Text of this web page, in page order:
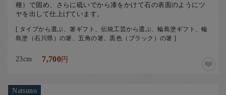
種）で固め、さらに砥いでから漆をかけて石の表面のようにツ
ヤを出して仕上げています。
[ タイプから選ぶ、箸ギフト、伝統工芸から選ぶ、輪島塗ギフト、輪
島塗（石川県）の箸、五角の箸、黒色（ブラック）の箸 ]
23cm 7,700円
Natsuno